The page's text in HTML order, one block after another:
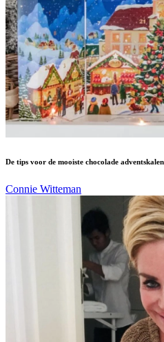
De tips voor de mooiste chocolade
Connie Witteman